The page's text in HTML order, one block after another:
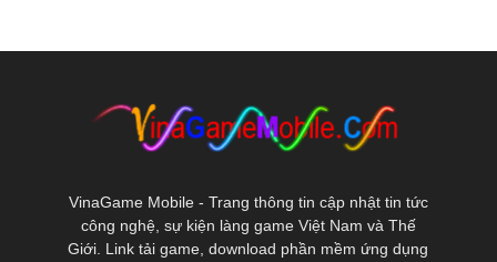
VinaGame Mobile - Trang thông tin cập nhật tin tức
công nghệ, sự kiện làng game Việt Nam và Thế
Giới. Link tải game, download phần mềm ứng dụng